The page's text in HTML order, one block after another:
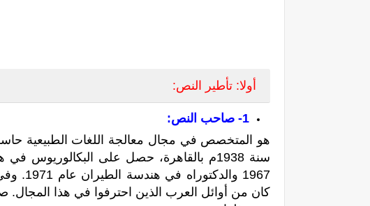
أولا: تأطير النص:
1- صاحب النص:
هو المتخصص في مجال معالجة اللغات الطبيعية
سنة 1938م بالقاهرة،
كان من أوائل العرب الذين احترفوا في هذا المجال. صمم أكثر من 20 برنامجاً